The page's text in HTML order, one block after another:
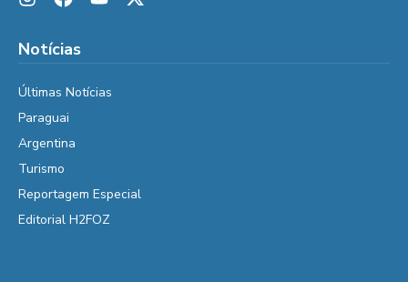
Notícias
Últimas Notícias
Paraguai
Argentina
Turismo
Reportagem Especial
Editorial H2FOZ